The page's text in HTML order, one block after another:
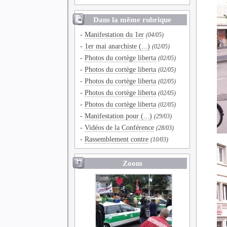
Dans la même rubrique
-Manifestation du 1er (04/05)
- 1er mai anarchiste (...) (02/05)
-Photos du cortège liberta (02/05)
-Photos du cortège liberta (02/05)
-Photos du cortège liberta (02/05)
-Photos du cortège liberta (02/05)
-Photos du cortège liberta (02/05)
-Manifestation pour (...) (29/03)
-Vidéos de la Conférence (28/03)
-Rassemblement contre (10/03)
Zoom